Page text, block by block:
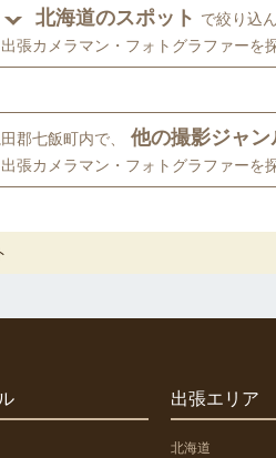
北海道のスポット で絞り込
出張カメラマン・フォトグラファーを
郡七飯町内で、 他の撮影ジャン
出張カメラマン・フォトグラファーを
出張エリア
北海道